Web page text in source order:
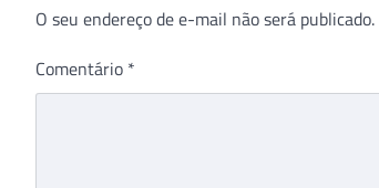
O seu endereço de e-mail não será publicado.
Comentário *